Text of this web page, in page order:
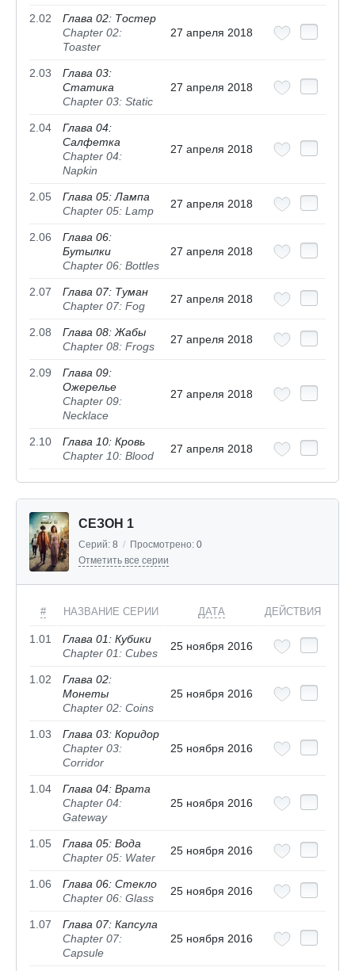
2.02
Глава 02: Тостер
Chapter 02:
Toaster
27 апреля 2018
2.03
Глава 03:
Статика
Chapter 03: Static
27 апреля 2018
2.04
Глава 04:
Салфетка
Chapter 04:
Napkin
27 апреля 2018
2.05
Глава 05: Лампа
Chapter 05: Lamp
27 апреля 2018
2.06
Глава 06:
Бутылки
Chapter 06: Bottles
27 апреля 2018
2.07
Глава 07: Туман
Chapter 07: Fog
27 апреля 2018
2.08
Глава 08: Жабы
Chapter 08: Frogs
27 апреля 2018
2.09
Глава 09:
Ожерелье
Chapter 09:
Necklace
27 апреля 2018
2.10
Глава 10: Кровь
Chapter 10: Blood
27 апреля 2018
СЕЗОН 1
Серий: 8 / Просмотрено: 0
Отметить все серии
# НАЗВАНИЕ СЕРИИ ДАТА ДЕЙСТВИЯ
1.01
Глава 01: Кубики
Chapter 01: Cubes
25 ноября 2016
1.02
Глава 02:
Монеты
Chapter 02: Coins
25 ноября 2016
1.03
Глава 03: Коридор
Chapter 03:
Corridor
25 ноября 2016
1.04
Глава 04: Врата
Chapter 04:
Gateway
25 ноября 2016
1.05
Глава 05: Вода
Chapter 05: Water
25 ноября 2016
1.06
Глава 06: Стекло
Chapter 06: Glass
25 ноября 2016
1.07
Глава 07: Капсула
Chapter 07:
Capsule
25 ноября 2016